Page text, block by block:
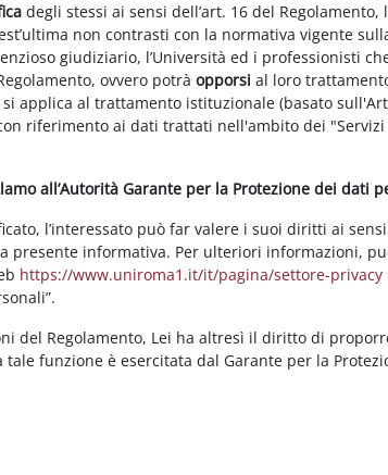
degli stessi ai sensi dell’art. 16 del Regolamento,
non contrasti con la normativa vigente
giudiziario, l’Università ed i professionisti
ovvero potràopporsi al loro
applica al trattamento istituzionale (basato
riferimento ai dati trattati nell'ambito dei
all’Autorità Garante per la Protezione dei dati
l’interessato può far valere i suoi diritti ai
presente informativa. Per ulteriori informazioni,
https://www.uniroma1.it/it/pagina/settore-privacy
del Regolamento, Lei ha altresì il diritto di
tale funzione è esercitata dal Garante per la